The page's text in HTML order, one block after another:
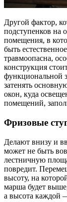
Другой фактор,
подступенков на
помещения, в
быть
травмоопасна,
конструкция
функциональной
затенять
окон, куда
помещений,
Фризовые
Делают внизу и
может не быть
лестничную
повредит.
высоту, на
марша будет
а высота каждой